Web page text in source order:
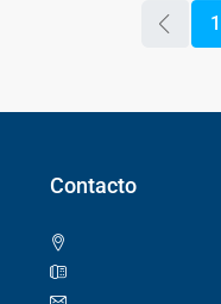
1
Contacto